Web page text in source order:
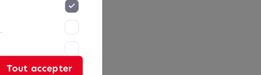
Tout accepter